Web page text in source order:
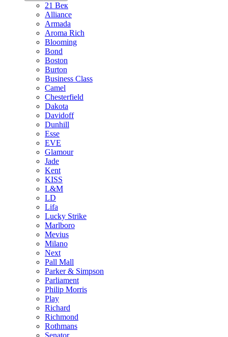
21 Век
Alliance
Armada
Aroma Rich
Blooming
Bond
Boston
Burton
Business Class
Camel
Chesterfield
Dakota
Davidoff
Dunhill
Esse
EVE
Glamour
Jade
Kent
KISS
L&M
LD
Lifa
Lucky Strike
Marlboro
Mevius
Milano
Next
Pall Mall
Parker & Simpson
Parliament
Philip Morris
Play
Richard
Richmond
Rothmans
Senator